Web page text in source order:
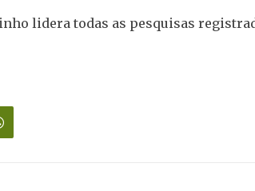
lidera todas as pesquisas